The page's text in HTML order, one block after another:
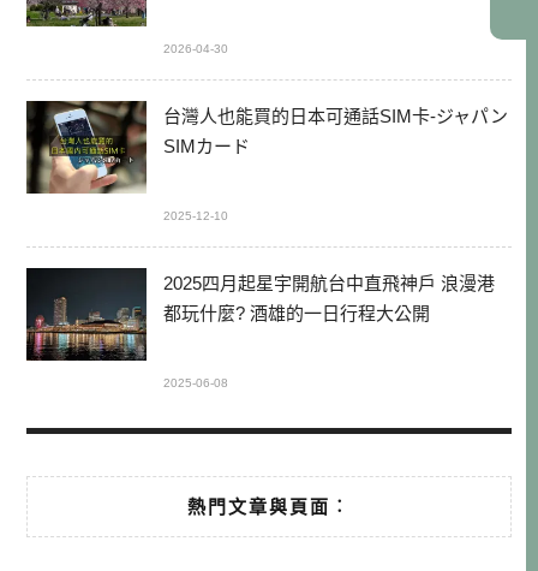
2026-04-30
台灣人也能買的日本可通話SIM卡-ジャパン
SIMカード
2025-12-10
2025四月起星宇開航台中直飛神戶 浪漫港
都玩什麼? 酒雄的一日行程大公開
2025-06-08
熱門文章與頁面︰